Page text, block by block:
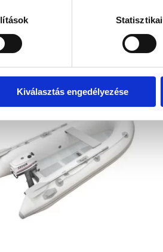
Statisztikai
Kiválasztás engedélyezése
IS ÉRDEKELHET